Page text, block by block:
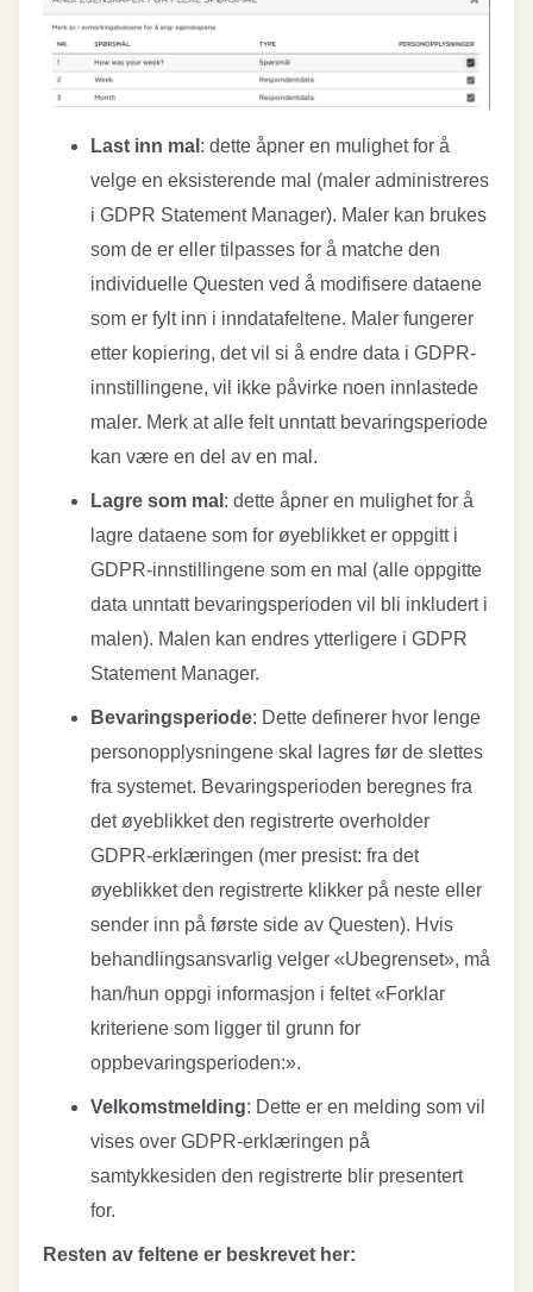
Last inn mal : dette åpner en mulighet for å
velge en eksisterende mal (maler administreres
i GDPR Statement Manager). Maler kan brukes
som de er eller tilpasses for å matche den
individuelle Questen ved å modifisere dataene
som er fylt inn i inndatafeltene. Maler fungerer
etter kopiering, det vil si å endre data i GDPR-
innstillingene, vil ikke påvirke noen innlastede
maler. Merk at alle felt unntatt bevaringsperiode
kan være en del av en mal.
Lagre som mal : dette åpner en mulighet for å
lagre dataene som for øyeblikket er oppgitt i
GDPR-innstillingene som en mal (alle oppgitte
data unntatt bevaringsperioden vil bli inkludert i
malen). Malen kan endres ytterligere i GDPR
Statement Manager.
Bevaringsperiode: Dette definerer hvor lenge
personopplysningene skal lagres før de slettes
fra systemet. Bevaringsperioden beregnes fra
det øyeblikket den registrerte overholder
GDPR-erklæringen (mer presist: fra det
øyeblikket den registrerte klikker på neste eller
sender inn på første side av Questen). Hvis
behandlingsansvarlig velger «Ubegrenset», må
han/hun oppgi informasjon i feltet «Forklar
kriteriene som ligger til grunn for
oppbevaringsperioden:».
Velkomstmelding: Dette er en melding som vil
vises over GDPR-erklæringen på
samtykkesiden den registrerte blir presentert
for.
Resten av feltene er beskrevet her: